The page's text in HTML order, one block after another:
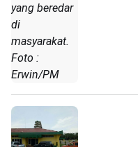
yang beredar
di
masyarakat.
Foto :
Erwin/PM